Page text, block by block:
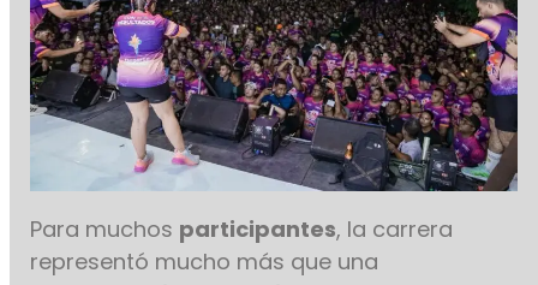
Para muchos participantes, la carrera
representó mucho más que una